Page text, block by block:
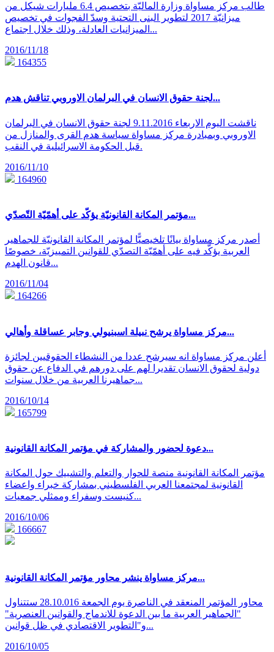
طالب مركز مساواة وزارة الماليّة بتخصيص 6.4 مليارات شيكل من
ميزانيّة 2017 لتطوير البنى التحتية وسدّ الفجوات في تخصيص
الميزانيات العادلة، وذلك خلال اجتماع...
2016/11/18
164355
لجنة حقوق الانسان في البرلمان الاوروبي تناقش هدم...
ناقشت اليوم الاربعاء 9.11.2016 لجنة حقوق اﻻنسان في البرلمان
اﻻوروبي وبمبادرة مركز مساواة سياسة هدم القرى والمنازل من
قبل الحكومة الاسرائيلية في النقب.
2016/11/10
164960
مؤتمر المكانة القانونيّة يؤكّد على أهمّيّة التّصدّي...
أصدر مركز مساواة بيانًا تلخيصيًّا لمؤتمر المكانة القانونيّة للجماهير
العربية يؤكّد فيه على أهمّيّة التصدّي للقوانين التمييزيّة، خصوصًا
قانون الهدم...
2016/11/04
164266
مركز مساواة يرشح نبيلة اسبنيولي وجابر عساقلة وأهالي...
أعلن مركز مساواة انه سيرشح عددا من النشطاء الحقوقيين لجائزة
دولية لحقوق الانسان تقديرا لهم على دورهم في الدفاع عن حقوق
جماهيرنا العربية من خلال سنوات...
2016/10/14
165799
دعوة لحضور والمشاركة في مؤتمر المكانة القانونية...
مؤتمر المكانة القانونية منصة للحوار والتعلم والتشبيك حول المكانة
القانونية لمجتمعنا العربي الفلسطيني بمشاركة خبراء واعضاء
كنيست وسفراء وممثلي جمعيات...
2016/10/06
166667
مركز مساواة ينشر محاور مؤتمر المكانة القانونية...
محاور المؤتمر المنعقد في الناصرة يوم الجمعة 28.10.016 ستتناول
"الجماهير العربية ما بين الدعوة للاندماج والقوانين العنصرية"
و"التطوير الاقتصادي في ظل قوانين...
2016/10/05